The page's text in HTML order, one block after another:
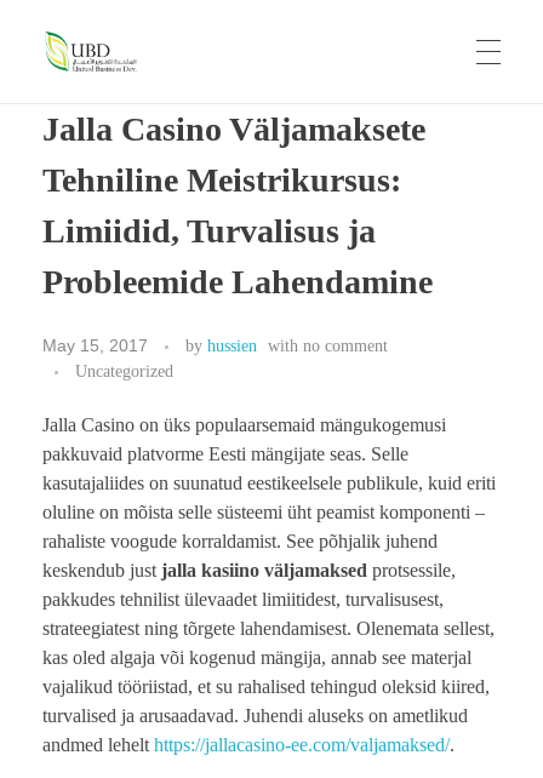
UBD
HOME
ABOUT US
OUR BRANDS
CONTACT US
Jalla Casino Väljamaksete
Tehniline Meistrikursus:
Limiidid, Turvalisus ja
Probleemide Lahendamine
May 15, 2017 by hussien with no comment
Uncategorized
Jalla Casino on üks populaarsemaid mängukogemusi
pakkuvaid platvorme Eesti mängijate seas. Selle
kasutajaliides on suunatud eestikeelsele publikule, kuid eriti
oluline on mõista selle süsteemi üht peamist komponenti –
rahaliste voogude korraldamist. See põhjalik juhend
keskendub just jalla kasiino väljamaksed protsessile,
pakkudes tehnilist ülevaadet limiitidest, turvalisusest,
strateegiatest ning tõrgete lahendamisest. Olenemata sellest,
kas oled algaja või kogenud mängija, annab see materjal
vajalikud tööriistad, et su rahalised tehingud oleksid kiired,
turvalised ja arusaadavad. Juhendi aluseks on ametlikud
andmed lehelt https://jallacasino-ee.com/valjamaksed/.